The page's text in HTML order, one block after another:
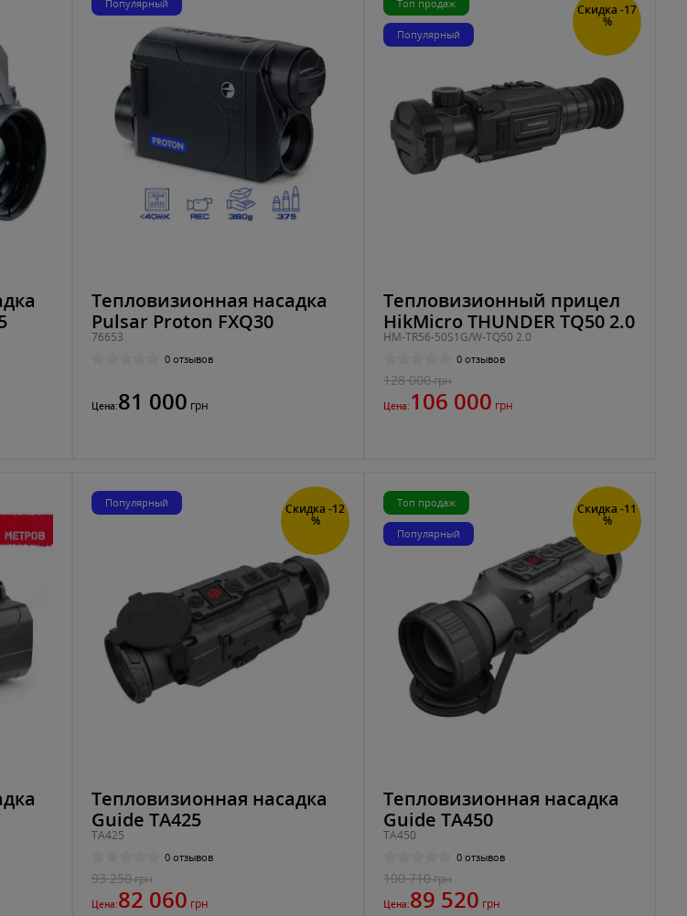
Популярный
Тепловизионная насадка
Pulsar Proton FXQ30
76653
0 отзывов
Цена:81 000 грн
Скидка -17
%
Топ продаж
Популярный
Тепловизионный прицел
HikMicro THUNDER TQ50 2.0
HM-TR56-50S1G/W-TQ50 2.0
0 отзывов
128 000грн
Цена: 106 000 грн
Скидка -12
%
Популярный
Тепловизионная насадка
Guide TA425
TA425
0 отзывов
93 250грн
Цена:82 060 грн
Скидка -11
%
Топ продаж
Популярный
Тепловизионная насадка
Guide TA450
TA450
0 отзывов
100 710грн
Цена:89 520 грн